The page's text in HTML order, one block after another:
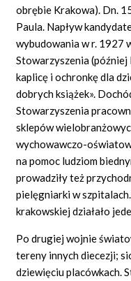
obrębie Krakowa). Dn.
Paula. Napływ
wybudowania w r. 1927
Stowarzyszenia
kaplicę i ochronkę dla
dobrych książek».
Stowarzyszenia
sklepów
wychowawczo-
na pomoc ludziom
prowadziły też
pielęgniarki w
krakowskiej działało
Po drugiej wojnie
tereny innych diecezji;
dziewięciu placówkach.